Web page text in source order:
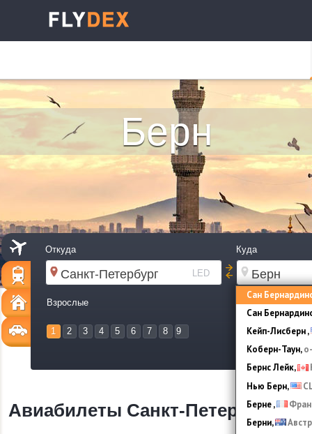
Берн
Откуда Куда
LED
Взрослые
1 2 3 4 5 6 7 8 9
Дети (2-12 лет)
1 2 3
Авиабилеты Санкт-Петербург -
Сан
Сан
Кейп-Лисберн,
Коберн-Таун,
Бернс Лейк,
Нью Берн,
Берне,
Берни,